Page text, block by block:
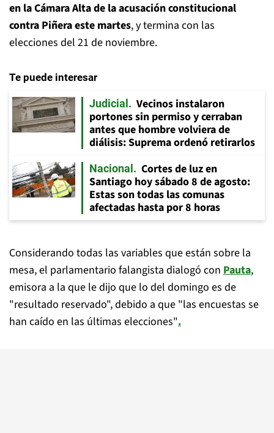
en la Cámara Alta de la acusación constitucional
contra Piñera este martes, y termina con las
elecciones del 21 de noviembre.
Te puede interesar
Judicial
Vecinos instalaron
portones sin permiso y cerraban
antes que hombre volviera de
diálisis: Suprema ordenó retirarlos
Nacional
Cortes de luz en
Santiago hoy sábado 8 de agosto:
Estas son todas las comunas
afectadas hasta por 8 horas
Considerando todas las variables que están sobre la
mesa, el parlamentario falangista dialogó con Pauta,
emisora a la que le dijo que lo del domingo es de
"resultado reservado", debido a que "las encuestas se
han caído en las últimas elecciones".